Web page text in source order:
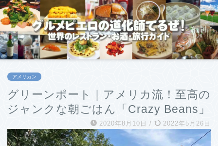
アメリカン
グリーンポート｜アメリカ流！至高の
ジャンクな朝ごはん「Crazy Beans」
2020年8月10日 / 2022年5月26日